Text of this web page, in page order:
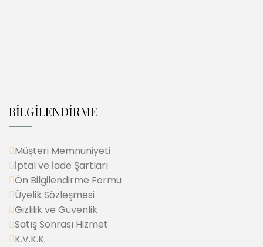
BİLGİLENDİRME
Müşteri Memnuniyeti
İptal ve İade Şartları
Ön Bilgilendirme Formu
Üyelik Sözleşmesi
Gizlilik ve Güvenlik
Satış Sonrası Hizmet
K.V.K.K.